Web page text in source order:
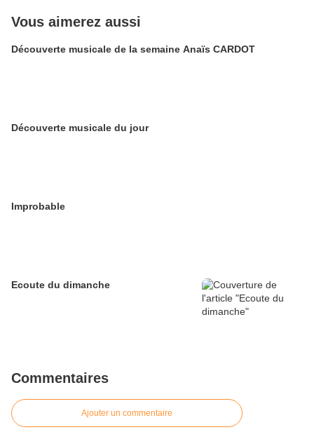
Vous aimerez aussi
Découverte musicale de la semaine Anaïs CARDOT
Découverte musicale du jour
Improbable
Ecoute du dimanche
Commentaires
Ajouter un commentaire